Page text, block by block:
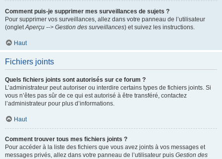
Comment puis-je supprimer mes surveillances de sujets ?
Pour supprimer vos surveillances, allez dans votre panneau de l’utilisateur
(ongletAperçu --> Gestion des surveillances) et suivez les instructions.
Haut
Fichiers joints
Quels fichiers joints sont autorisés sur ce forum ?
L’administrateur peut autoriser ou interdire certains types de fichiers joints. Si
vous n’êtes pas sûr de ce qui est autorisé à être transféré, contactez
l’administrateur pour plus d’informations.
Haut
Comment trouver tous mes fichiers joints ?
Pour accéder à la liste des fichiers que vous avez joints à vos messages et
messages privés, allez dans votre panneau de l’utilisateur puis Gestion des